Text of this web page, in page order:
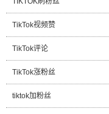
TikTok视频赞
TikTok评论
TikTok涨粉丝
tiktok加粉丝